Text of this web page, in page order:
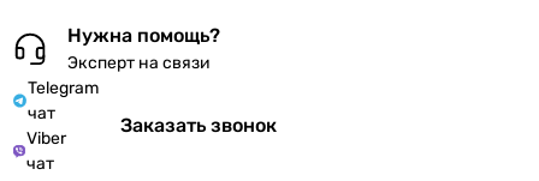
Нужна помощь?
Эксперт на связи
Telegram
чат
Viber
чат
Заказать звонок